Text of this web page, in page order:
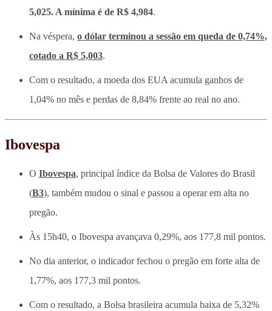
5,025. A mínima é de R$ 4,984.
Na véspera, o dólar terminou a sessão em queda de 0,74%,
cotado a R$ 5,003.
Com o resultado, a moeda dos EUA acumula ganhos de
1,04% no mês e perdas de 8,84% frente ao real no ano.
Ibovespa
O Ibovespa, principal índice da Bolsa de Valores do Brasil
(B3), também mudou o sinal e passou a operar em alta no
pregão.
Às 15h40, o Ibovespa avançava 0,29%, aos 177,8 mil pontos.
No dia anterior, o indicador fechou o pregão em forte alta de
1,77%, aos 177,3 mil pontos.
Com o resultado, a Bolsa brasileira acumula baixa de 5,32%